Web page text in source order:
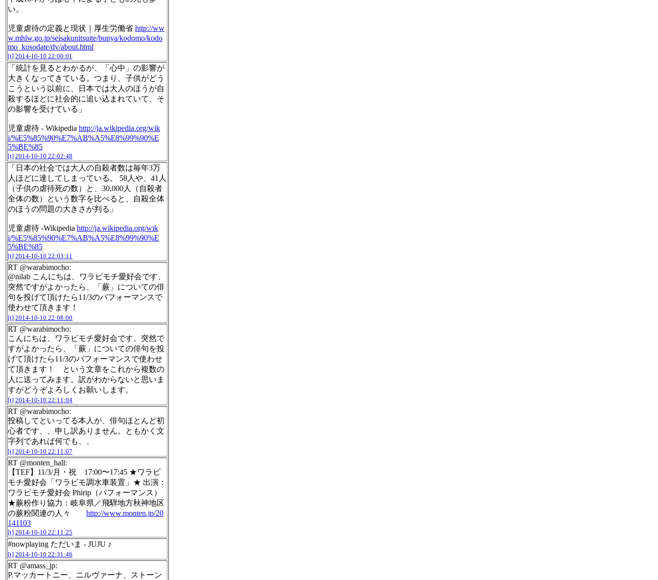
い。
児童虐待の定義と現状｜厚生労働省 http://ww
w.mhlw.go.jp/seisakunitsuite/bunya/kodomo/kodo
mo_kosodate/dv/about.html
[t] 2014-10-10 22:00:01
「統計を見るとわかるが、「心中」の影響が
大きくなってきている。つまり、子供がどう
こうという以前に、日本では大人のほうが自
殺するほどに社会的に追い込まれていて、そ
の影響を受けている」
児童虐待 - Wikipedia http://ja.wikipedia.org/wik
i/%E5%85%90%E7%AB%A5%E8%99%90%E
5%BE%85
[t] 2014-10-10 22:02:48
「日本の社会では大人の自殺者数は毎年3万
人ほどに達してしまっている。 58人や、41人
（子供の虐待死の数）と、30,000人（自殺者
全体の数）という数字を比べると、自殺全体
のほうの問題の大きさが判る」
児童虐待 -Wikipedia http://ja.wikipedia.org/wik
i/%E5%85%90%E7%AB%A5%E8%99%90%E
5%BE%85
[t] 2014-10-10 22:03:11
RT @warabimocho:
@nilab こんにちは、ワラビモチ愛好会です、
突然ですがよかったら、「蕨」についての俳
句を投げて頂けたら11/3のパフォーマンスで
使わせて頂きます！
[t] 2014-10-10 22:08:00
RT @warabimocho:
こんにちは、ワラビモチ愛好会です、突然で
すがよかったら、「蕨」についての俳句を投
げて頂けたら11/3のパフォーマンスで使わせ
て頂きます！ という文章をこれから複数の
人に送ってみます。訳がわからないと思いま
すがどうぞよろしくお願いします。
[t] 2014-10-10 22:11:04
RT @warabimocho:
投稿してといってる本人が、俳句ほとんど初
心者です、、申し訳ありません。ともかく文
字列であれば何でも、、
[t] 2014-10-10 22:11:07
RT @monten_hall:
【TEF】11/3/月・祝 17:00〜17:45 ★ワラビ
モチ愛好会「ワラビモ調水車装置」★ 出演：
ワラビモチ愛好会 Phirip（パフォーマンス）
★蕨粉作り協力：岐阜県／飛騨地方秋神地区
の蕨粉関連の人々 http://www.monten.jp/20
141103
[t] 2014-10-10 22:11:25
#nowplaying ただいま - JUJU ♪
[t] 2014-10-10 22:31:46
RT @amass_jp:
P.マッカートニー、ニルヴァーナ、ストーン